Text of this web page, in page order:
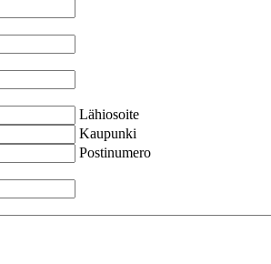
Lähiosoite
Kaupunki
Postinumero